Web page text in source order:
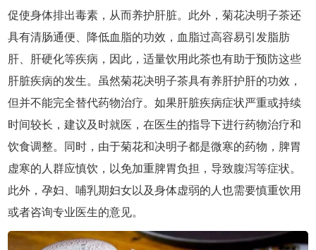
促使身体排出毒素，从而养护肝脏。此外，菊花决明子茶还
具有清肠通便、降低血脂的功效，血脂过高容易引发脂肪
肝、肝硬化等疾病，因此，适量饮用此茶也有助于预防这些
肝脏疾病的发生。虽然菊花决明子茶具有养肝护肝的功效，
但并不能完全替代药物治疗。如果肝脏疾病症状严重或持续
时间较长，建议及时就医，在医生的指导下进行药物治疗和
饮食调整。同时，由于菊花和决明子都是微寒的药物，脾胃
虚寒的人群应慎饮，以免加重脾胃负担，导致腹泻等症状。
此外，孕妇、哺乳期妇女以及身体虚弱的人也需要慎重饮用
或者咨询专业医生的意见。